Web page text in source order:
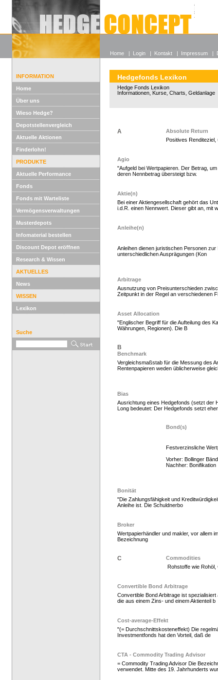
Alle
Wieso
INFORMATION
Home
Über uns
Wieso Hedge?
Depotstellenvergleich
Aktuelle Aktionen
Finderlohn!
PRODUKTE
Aktuelle Performance
Fonds
Fonds mit Warteliste
Vermögensverwaltungen
Musterdepots
Infomaterial bestellen
Discount Depot eröffnen
Research & Wissen
AKTUELLES
News
WISSEN
Lexikon
Suche
Hedgefonds Lexikon
Hedge Fonds Lexikon
Informationen, Kurse, Charts, Geldanlage
A
Absolute Return
Positives
Agio
"Aufgeld bei Wertpapieren. Der Betrag,
deren Nennbetrag übersteigt bzw.
Aktie(n)
Bei einer Aktiengesellschaft gehört das
i.d.R. einen Nennwert. Dieser gibt an, mit
Anleihe(n)
Anleihen dienen juristischen Personen
unterschiedlichen Ausprägungen (Kon
Arbitrage
Ausnutzung von Preisunterschieden
Zeitpunkt in der Regel an verschiedenen
Asset Allocation
"Englischer Begriff für die Aufteilung des
Währungen, Regionen). Die B
B
Benchmark
Vergleichsmaßstab für die Messung des
Rentenpapieren weden üblicherweise
Bias
Ausrichtung eines Hedgefonds (setzt der
Long bedeutet: Der Hedgefonds setzt
Bond(s)
Festverzinsliche
Vorher: Bollinger
Nachher: Bonifikation
Bonität
"Die Zahlungsfähigkeit und
Anleihe ist. Die Schuldnerbo
Broker
Wertpapierhändler und makler, vor allem
Bezeichnung
C
Commodities
Rohstoffe wie Rohöl,
Convertible Bond Arbitrage
Convertible Bond Arbitrage ist
die aus einem Zins- und einem Aktienteil b
Cost-average-Effekt
"(= Durchschnittskosteneffekt) Die
Investmentfonds hat den Vorteil, daß de
CTA - Commodity Trading Advisor
= Commodity Trading Advisor Die
verwendet. Mitte des 19. Jahrhunderts
Home | Login | Kontakt | Impressum |